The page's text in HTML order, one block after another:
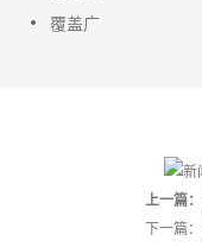
覆盖广
上一篇：
下一篇：